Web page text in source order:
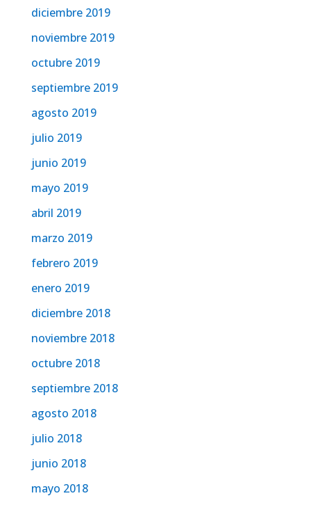
diciembre 2019
noviembre 2019
octubre 2019
septiembre 2019
agosto 2019
julio 2019
junio 2019
mayo 2019
abril 2019
marzo 2019
febrero 2019
enero 2019
diciembre 2018
noviembre 2018
octubre 2018
septiembre 2018
agosto 2018
julio 2018
junio 2018
mayo 2018